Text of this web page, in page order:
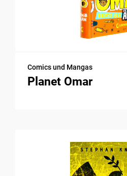
Comics und Mangas
Planet Omar